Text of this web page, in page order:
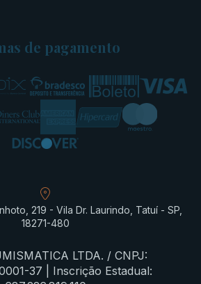
de pagamento
219 - Vila Dr. Laurindo, Tatuí - SP,
18271-480
LTDA. / CNPJ:
37 | Inscrição Estadual: